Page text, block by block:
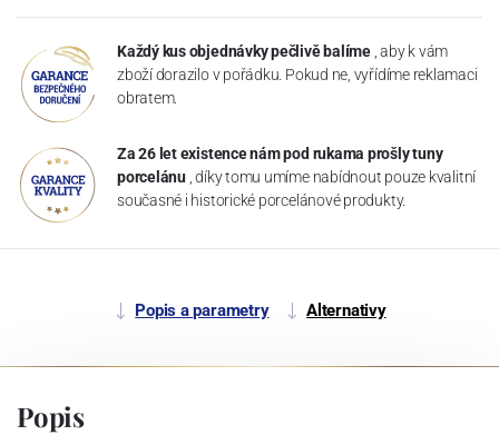
Každý kus objednávky pečlivě balíme , aby k vám
zboží dorazilo v pořádku. Pokud ne, vyřídíme reklamaci
obratem.
Za 26 let existence nám pod rukama prošly tuny
porcelánu , díky tomu umíme nabídnout pouze kvalitní
současné i historické porcelánové produkty.
Popis a parametry Alternativy
Popis